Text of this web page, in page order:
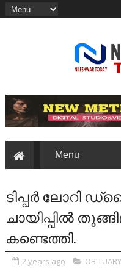
ടിപ്പർ ലോറി
ചായിപ്പിൽ
കണ്ടെത്തി.
2 years ago OBITUARY